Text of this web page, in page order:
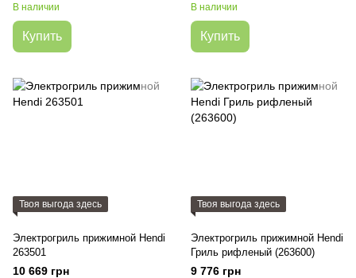
В наличии
Купить
В наличии
Купить
Твоя выгода здесь
Электрогриль прижимной Hendi
263501
10 669 грн
Твоя выгода здесь
Электрогриль прижимной Hendi
Гриль рифленый (263600)
9 776 грн